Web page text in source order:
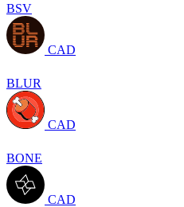
BSV
CAD
BLUR
CAD
BONE
CAD